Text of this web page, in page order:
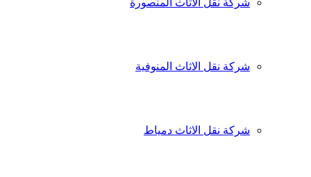
شركة نقل الاثاث المنصورة
شركة نقل الاثاث المنوفية
شركة نقل الاثاث دمياط